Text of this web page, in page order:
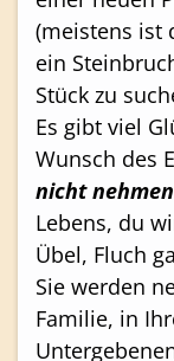
(meistens ist
ein
Stück zu
Es gibt viel
Wunsch des
nicht
Lebens, du
Übel, Fluch
Sie werden
Familie, in